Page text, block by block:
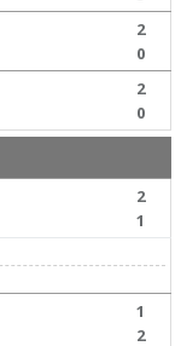
2
0
2
0
2
1
1
2